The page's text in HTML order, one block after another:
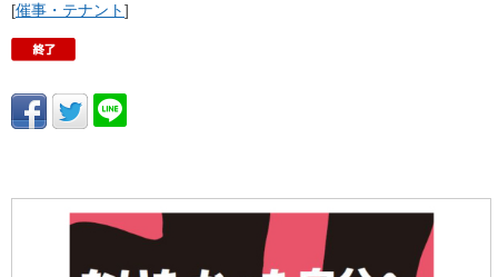
[催事・テナント]